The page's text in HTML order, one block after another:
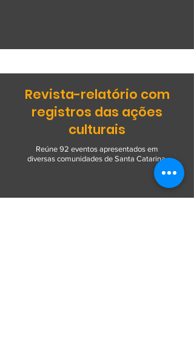
Revista-relatório com
registros das ações
culturais
Reúne 92 eventos apresentados em
diversas comunidades de Santa Catarina.